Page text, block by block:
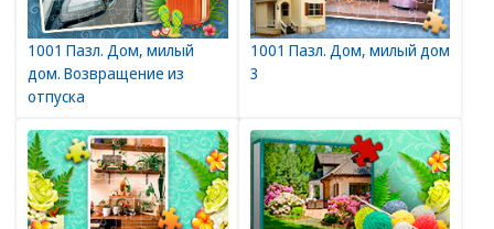
1001 Пазл. Дом, милый
дом. Возвращение из
отпуска
1001 Пазл. Дом, милый дом
3